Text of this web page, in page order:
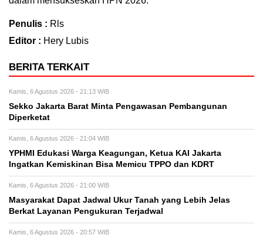
Penulis : Rls
Editor : Hery Lubis
BERITA TERKAIT
Kamis, 6 Agustus 2026 - 21:13 WIB
Sekko Jakarta Barat Minta Pengawasan Pembangunan
Diperketat
Kamis, 6 Agustus 2026 - 21:04 WIB
YPHMI Edukasi Warga Keagungan, Ketua KAI Jakarta
Ingatkan Kemiskinan Bisa Memicu TPPO dan KDRT
Kamis, 6 Agustus 2026 - 21:00 WIB
Masyarakat Dapat Jadwal Ukur Tanah yang Lebih Jelas
Berkat Layanan Pengukuran Terjadwal
Kamis, 6 Agustus 2026 - 20:57 WIB